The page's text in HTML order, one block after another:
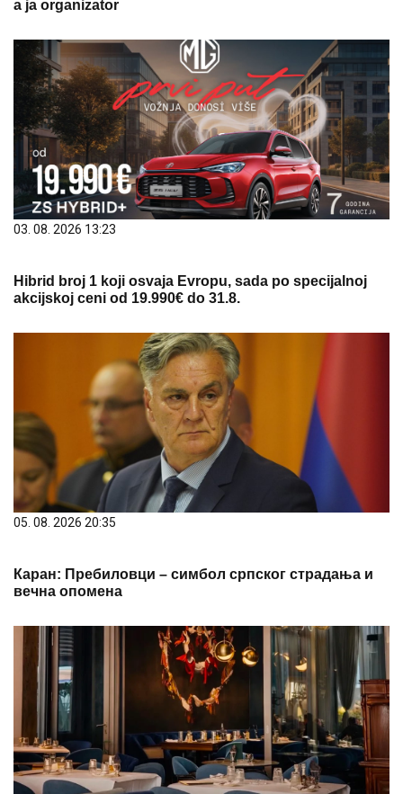
a ja organizator
03. 08. 2026 13:23
Hibrid broj 1 koji osvaja Evropu, sada po specijalnoj
akcijskoj ceni od 19.990€ do 31.8.
05. 08. 2026 20:35
Каран: Пребиловци – симбол српског страдања и
вечна опомена